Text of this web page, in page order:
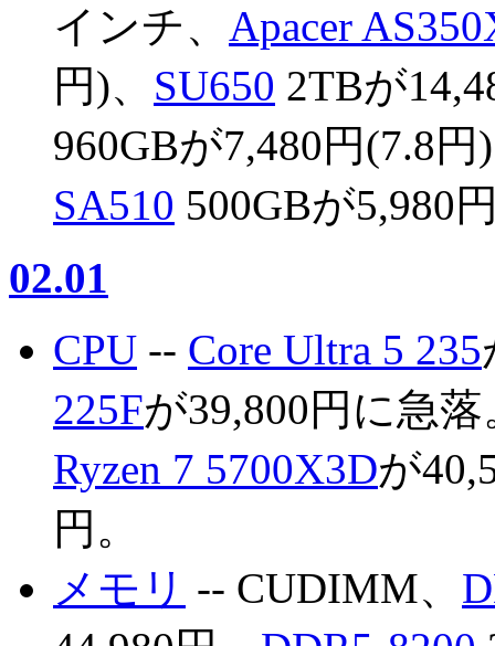
インチ、 Apacer
円)、 SU650 2TBが
960GBが7,480円(7.8円
SA510 500GBが5,980
02.01
CPU -- Core Ultra 5 235
225Fが39,800円に急落
Ryzen 7 5700X3Dが
円。
メモリ -- CUDIMM、